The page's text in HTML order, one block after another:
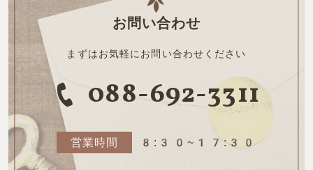
お問い合わせ
まずはお気軽にお問い合わせください
088-692-3311
営業時間 8:30~17:30